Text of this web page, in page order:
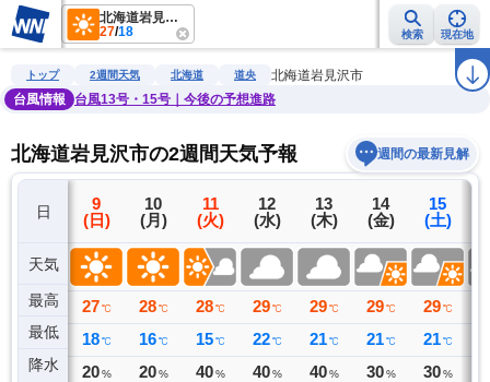
北海道岩見沢市
27/18 検索 現在地
雨雲レーダー 台風情報 地震情報 警報・注意報 ラ
トップ 2週間天気 北海道 道央
北海道岩見沢市
台風情報
台風13号・15号｜今後の予想進路
北海道岩見沢市の2週間天気予報 週間の最新見解
日
天気
最高
最低
降水
8
(土)
26 ℃
19 ℃
0 ミリ
9
(日)
27 ℃
18 ℃
20 %
10
(月)
28 ℃
16 ℃
20 %
11
(火)
28 ℃
15 ℃
40 %
12
(水)
29 ℃
22 ℃
40 %
13
(木)
29 ℃
21 ℃
40 %
14
(金)
29 ℃
21 ℃
30 %
15
(土)
29 ℃
21 ℃
30 %